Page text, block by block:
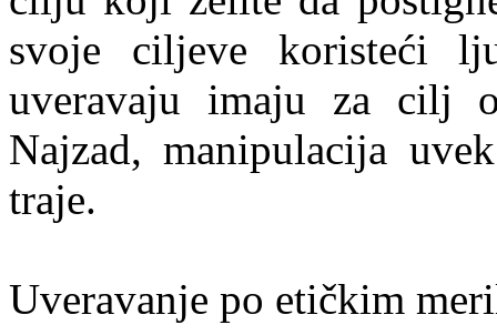
svoje ciljeve koristeći
uveravaju imaju za cilj
Najzad, manipulacija
traje.
Uveravanje po etičkim